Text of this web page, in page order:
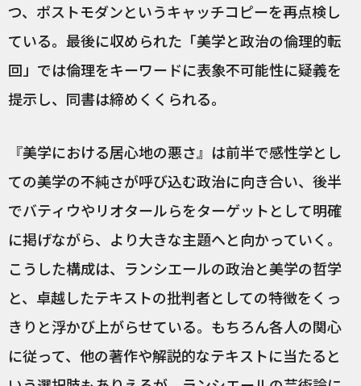
つ、ポストモダンというキャッチコピーを再点検し
ている。最後に収められた「美学と政治の倫理的転
回」では倫理をキーワードに表象不可能性に疑義を
提示し、同書は締めくくられる。
『美学における居心地の悪さ』は前半で感性学とし
ての美学の不純さが呼び込む政治に向き合い、後半
でバティウやリオタールらをターゲットとして明確
に掲げながら、より大きな主題へと向かっていく。
こうした構成は、ランシエールの政治と美学の哲学
と、卓越したテキストの批判者としての特徴をくっ
きりと浮かび上がらせている。もちろん各人の関心
に従って、他の著作や解説的なテキストに当たると